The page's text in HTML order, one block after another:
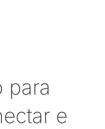
para
e